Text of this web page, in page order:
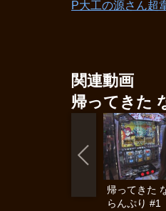
P大工の源さん超
関連動画
帰ってきた
帰ってきた
らんぷり #1